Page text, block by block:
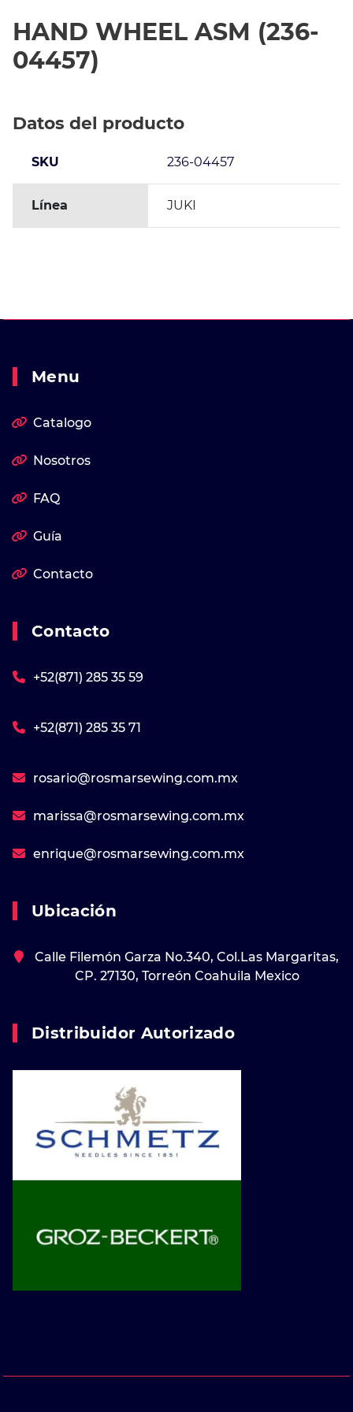
HAND WHEEL ASM (236-
04457)
Datos del producto
SKU 236-04457
Línea JUKI
Menu
Catalogo
Nosotros
FAQ
Guía
Contacto
Contacto
+52(871) 285 35 59
+52(871) 285 35 71
rosario@rosmarsewing.com.mx
marissa@rosmarsewing.com.mx
enrique@rosmarsewing.com.mx
Ubicación
Calle Filemón Garza No.340, Col.Las Margaritas,
CP. 27130, Torreón Coahuila Mexico
Distribuidor Autorizado